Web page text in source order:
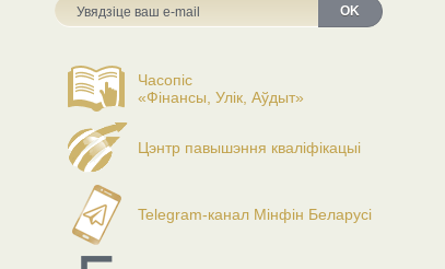
OK
Часопіс
«Фінансы, Улік, Аўдыт»
Цэнтр павышэння кваліфікацыі
Telegram-канал Мінфін Беларусі